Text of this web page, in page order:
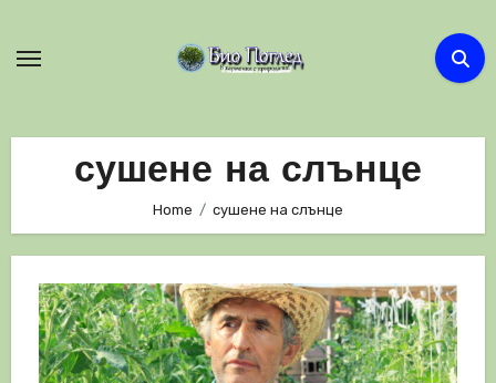
сушене на слънце
Home сушене на слънце